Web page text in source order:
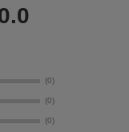
(0)
(0)
(0)